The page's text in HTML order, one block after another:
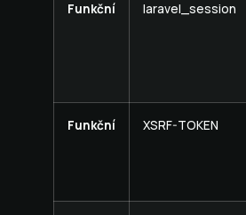
Funkční laravel_session
Funkční XSRF-TOKEN